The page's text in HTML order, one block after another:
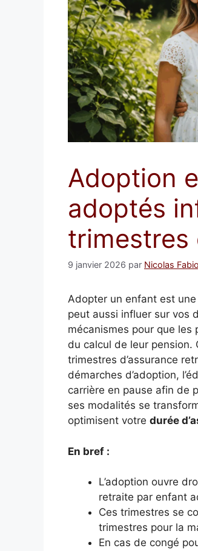
Adoption
adoptés
trimestres
9 janvier 2026 par Nicolas
Adopter un enfant est
peut aussi influer sur vos
mécanismes pour que
du calcul de leur pension.
trimestres d’assurance
démarches d’adoption,
carrière en pause afin de
ses modalités se
optimisent votre durée
En bref :
L’adoption ouvre
retraite par enfant
Ces trimestres se
trimestres pour la
En cas de congé